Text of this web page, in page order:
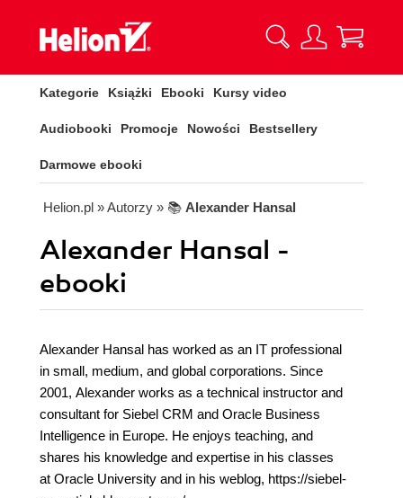
Kategorie Książki Ebooki Kursy video
Audiobooki Promocje Nowości Bestsellery
Darmowe ebooki
Helion.pl » Autorzy » 📚 Alexander Hansal
Alexander Hansal -
ebooki
Alexander Hansal has worked as an IT professional
in small, medium, and global corporations. Since
2001, Alexander works as a technical instructor and
consultant for Siebel CRM and Oracle Business
Intelligence in Europe. He enjoys teaching, and
shares his knowledge and expertise in his classes
at Oracle University and in his weblog, https://siebel-